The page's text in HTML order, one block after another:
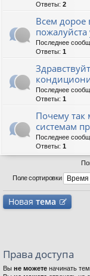
Ответы: 2
Всем дорое
пожалуйста
Последнее
Ответы: 1
Последнее
Ответы: 1
Почему
системам
Последнее
Ответы: 1
Поле сортировки
Новая тема
Права доступа
Вы не можете начинать